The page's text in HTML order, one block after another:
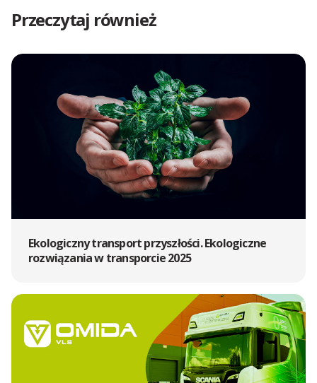
Przeczytaj również
Ekologiczny transport przyszłości. Ekologiczne
rozwiązania w transporcie 2025